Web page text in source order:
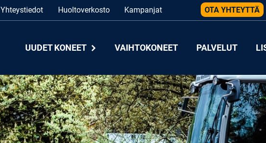
Yhteystiedot Huoltoverkosto Kampanjat OTA YHTEYTTÄ
UUDET KONEET VAIHTOKONEET PALVELUT